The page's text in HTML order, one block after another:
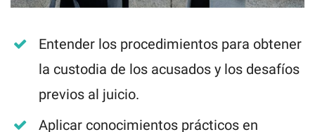
Entender los procedimientos para obtener
la custodia de los acusados y los desafíos
previos al juicio.
Aplicar conocimientos prácticos en